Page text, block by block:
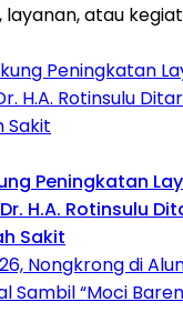
layanan, atau
Peningkatan
H.A. Rotinsulu
Sakit